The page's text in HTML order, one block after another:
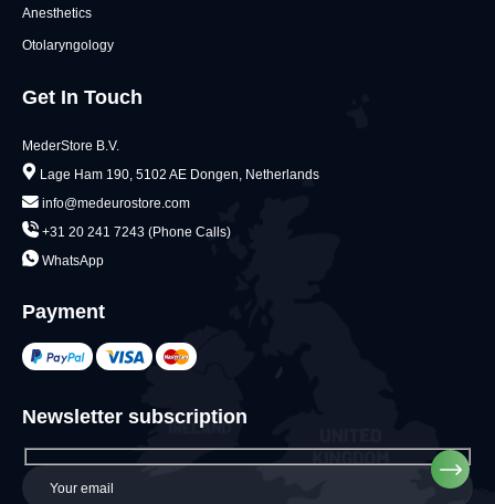
Anesthetics
Otolaryngology
Get In Touch
MederStore B.V.
Lage Ham 190, 5102 AE Dongen, Netherlands
info@medeurostore.com
+31 20 241 7243 (Phone Calls)
WhatsApp
Payment
Newsletter subscription